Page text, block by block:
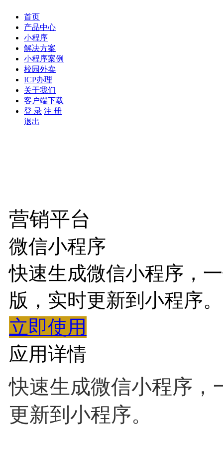
首页
产品中心
小程序
解决方案
小程序案例
校园外卖
ICP办理
关于我们
客户端下载
登 录 注 册
退出
营销平台
微信小程序
快速生成微信小程序，
版，实时更新到小程序。
立即使用
应用详情
快速生成微信小程序，
更新到小程序。